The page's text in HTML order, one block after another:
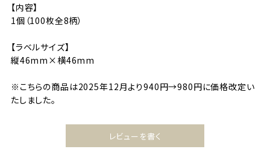
【内容】
1個（100枚全8柄）
【ラベルサイズ】
縦46mm×横46mm
※こちらの商品は2025年12月より940円→980円に価格改定い
たしました。
レビューを書く